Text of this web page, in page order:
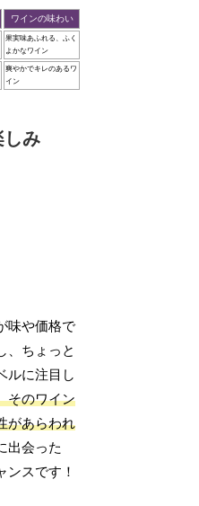
ワインの味わい
果実味あふれる、ふく
よかなワイン
爽やかでキレのあるワ
イン
しみ
味や価格で
、ちょっと
ルに注目し
そのワイン
があらわれ
出会った
ンスです！